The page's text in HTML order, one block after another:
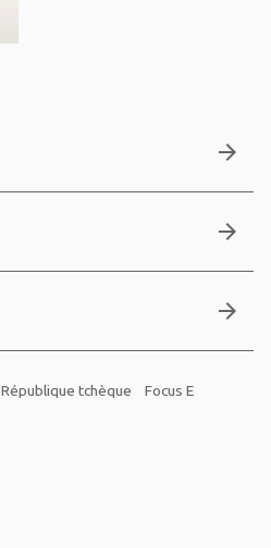
arrow_forward
arrow_forward
arrow_forward
République tchèque Focus E